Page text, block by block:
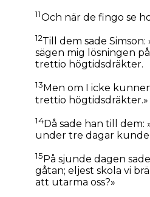
11Och när de fingo se
12Till dem sade
sägen mig lösningen
trettio högtidsdräkter.
13 Men om I icke
trettio högtidsdräkter.»
14Då sade han till
under tre dagar kunde
15 På sjunde dagen
gåtan; eljest skola vi
att utarma oss?»